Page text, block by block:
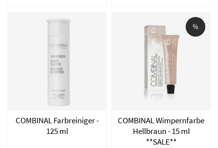
COMBINAL Farbreiniger -
125 ml
%
COMBINAL Wimpernfarbe
Hellbraun - 15 ml
**SALE**